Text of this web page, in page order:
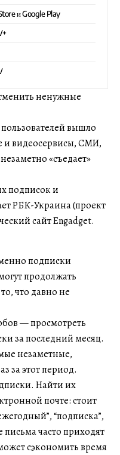
и Google Play
ненужные
вышло
и видеосервисы, СМИ,
«съедает»
подписок и
РБК-Украина (проект
сайт Engadget.
подписки
продолжать
что давно не
— просмотреть
за последний месяц.
незаметные,
за этот период.
Найти их
почте: стоит
“подписка”,
письма часто приходят
сэкономить время